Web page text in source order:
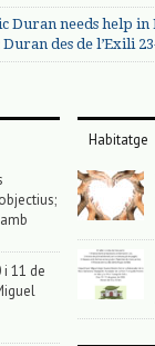
Duran needs help in
des de l’Exili
i 11 de
Habitatge